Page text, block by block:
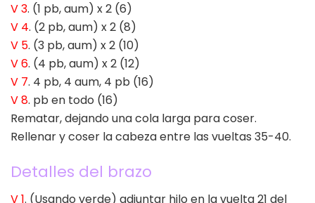
V 3. (1 pb, aum) x 2 (6)
V 4. (2 pb, aum) x 2 (8)
V 5. (3 pb, aum) x 2 (10)
V 6. (4 pb, aum) x 2 (12)
V 7. 4 pb, 4 aum, 4 pb (16)
V 8. pb en todo (16)
Rematar, dejando una cola larga para coser.
Rellenar y coser la cabeza entre las vueltas 35-40.
Detalles del brazo
V 1. (Usando verde) adjuntar hilo en la vuelta 21 del